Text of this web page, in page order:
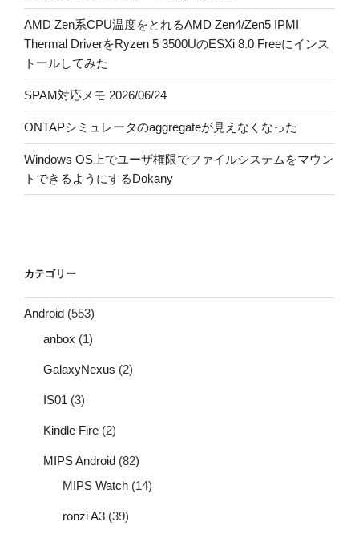
AMD Zen系CPU温度をとれるAMD Zen4/Zen5 IPMI
Thermal DriverをRyzen 5 3500UのESXi 8.0 Freeにインス
トールしてみた
SPAM対応メモ 2026/06/24
ONTAPシミュレータのaggregateが見えなくなった
Windows OS上でユーザ権限でファイルシステムをマウン
トできるようにするDokany
カテゴリー
Android (553)
anbox (1)
GalaxyNexus (2)
IS01 (3)
Kindle Fire (2)
MIPS Android (82)
MIPS Watch (14)
ronzi A3 (39)